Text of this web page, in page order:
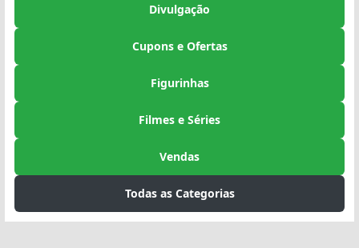
Divulgação
Cupons e Ofertas
Figurinhas
Filmes e Séries
Vendas
Todas as Categorias